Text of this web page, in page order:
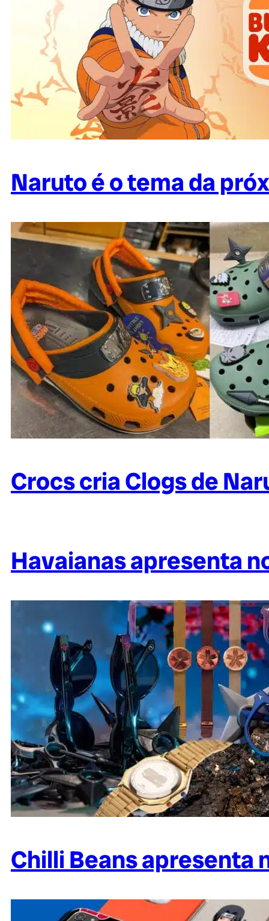
Naruto é o tema da
Crocs cria Clogs de
Havaianas apresenta
Chilli Beans apresenta